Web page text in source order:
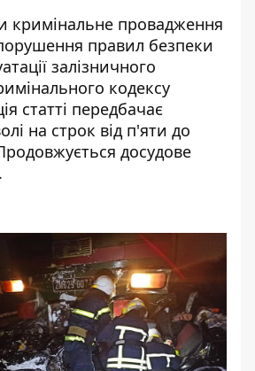
кримінальне провадження
правил безпеки
залізничного
кодексу
статті передбачає
на строк від п'яти до
досудове